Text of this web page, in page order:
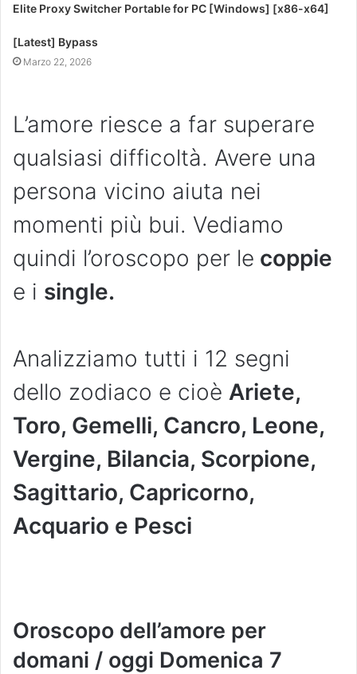
Elite Proxy Switcher Portable for PC [Windows] [x86-x64]
[Latest] Bypass
Marzo 22, 2026
L’amore riesce a far superare
qualsiasi difficoltà. Avere una
persona vicino aiuta nei
momenti più bui. Vediamo
quindi l’oroscopo per le coppie
e i single.
Analizziamo tutti i 12 segni
dello zodiaco e cioè Ariete,
Toro, Gemelli, Cancro, Leone,
Vergine, Bilancia, Scorpione,
Sagittario, Capricorno,
Acquario e Pesci
Oroscopo dell’amore per
domani / oggi Domenica 7